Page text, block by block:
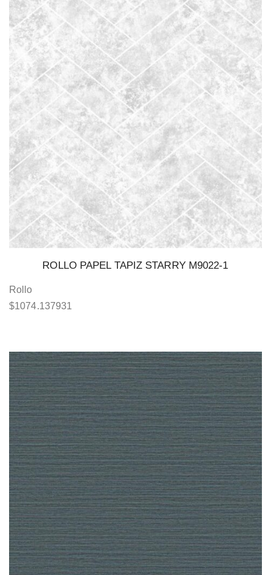
ROLLO PAPEL TAPIZ STARRY M9022-1
Rollo
$1074.137931